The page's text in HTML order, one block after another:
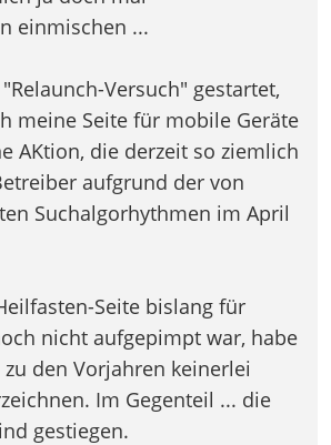
einmischen ...
Versuch" gestartet,
meine Seite für mobile Geräte
AKtion, die derzeit so ziemlich
aufgrund der von
Suchalgorhythmen im April
Seite bislang für
nicht aufgepimpt war, habe
den Vorjahren keinerlei
Im Gegenteil ... die
gestiegen.